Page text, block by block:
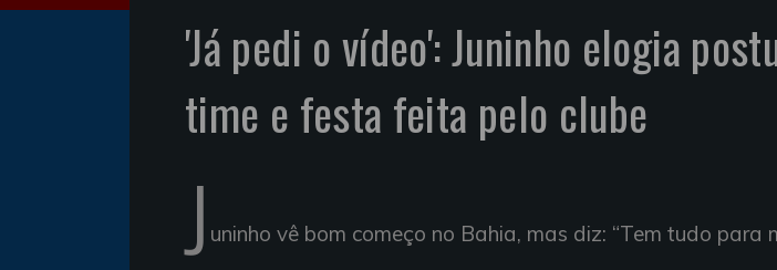
'Já pedi o vídeo': Juninho elogia
time e festa feita pelo clube
J uninho vê bom começo no Bahia, mas diz: “Tem tudo para